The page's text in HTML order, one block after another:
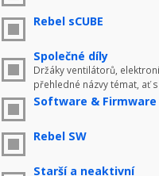
Rebel sCUBE
Společné díly
Držáky ventilátorů,
přehledné názvy témat, ať
Software & Firmware
Rebel SW
Starší a neaktivní